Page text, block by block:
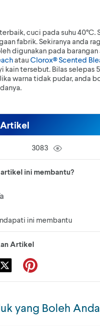
cuci pada suhu 40°C.
fabrik. Sekiranya anda
digunakan pada barangan
atauClorox® Scented
kain tersebut. Bilas selepas
warna tidak pudar, anda
3083
ini membantu?
ini membantu
Artikel
yang Boleh